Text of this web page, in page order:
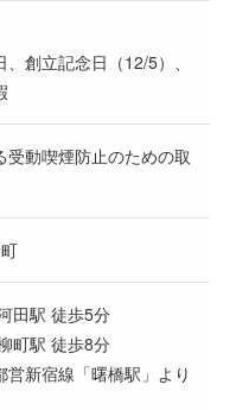
創立記念日（12/5）、
受動喫煙防止のための取
田駅 徒歩5分
町駅 徒歩8分
新宿線「曙橋駅」より